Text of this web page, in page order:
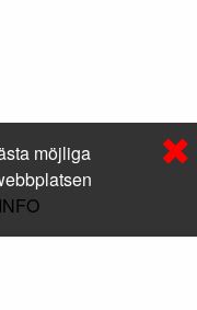
möjliga
INFO